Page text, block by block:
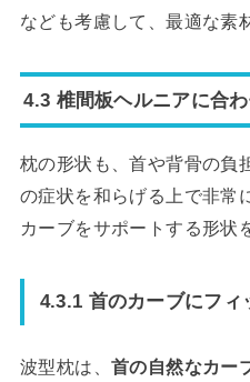
なども考慮して、最適な素
4.3 椎間板ヘルニアに合
枕の形状も、首や背骨の負
の症状を和らげる上で非常
カーブをサポートする形状
4.3.1 首のカーブにフィ
波型枕は、 首の自然なカー